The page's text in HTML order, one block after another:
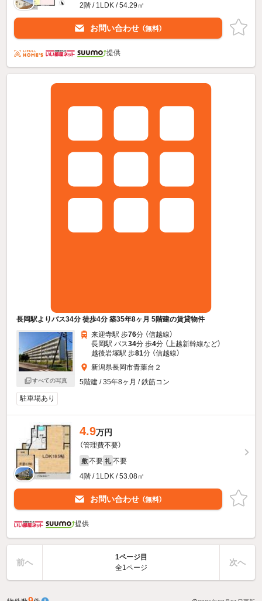
2階 / 1LDK / 54.29㎡
お問い合わせ （無料）
提供
長岡駅よりバス34分 徒歩4分 築35年8ヶ月 5階建の賃貸物件
すべての写真
来迎寺駅 歩76分 （信越線）
長岡駅 バス34分 歩4分 （上越新幹線など）
越後岩塚駅 歩81分 （信越線）
新潟県長岡市青葉台２
5階建 / 35年8ヶ月 / 鉄筋コン
駐車場あり
4.9万円
（管理費不要）
敷 不要 礼 不要
4階 / 1LDK / 53.08㎡
お問い合わせ （無料）
提供
前へ
1ページ目
全1ページ
次へ